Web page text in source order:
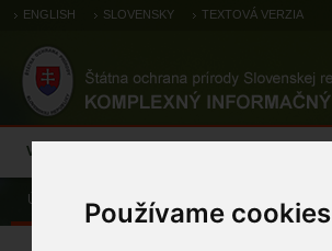
Používame cookies
ENGLISH SLOVENSKY TEXTOVÁ VERZIA
Výsledky monitoringu
Úvod Pozorovania a výskytové dáta